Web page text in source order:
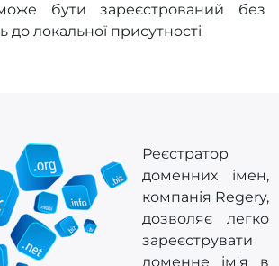
бути зареєстрований без
локальної присутності
Реєстратор
доменних імен,
компанія Regery,
дозволяє легко
зареєструвати
доменне ім'я в